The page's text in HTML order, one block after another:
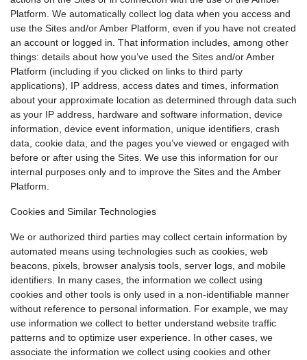
Platform. We automatically collect log data when you access and
use the Sites and/or Amber Platform, even if you have not created
an account or logged in. That information includes, among other
things: details about how you’ve used the Sites and/or Amber
Platform (including if you clicked on links to third party
applications), IP address, access dates and times, information
about your approximate location as determined through data such
as your IP address, hardware and software information, device
information, device event information, unique identifiers, crash
data, cookie data, and the pages you’ve viewed or engaged with
before or after using the Sites. We use this information for our
internal purposes only and to improve the Sites and the Amber
Platform.
Cookies and Similar Technologies
We or authorized third parties may collect certain information by
automated means using technologies such as cookies, web
beacons, pixels, browser analysis tools, server logs, and mobile
identifiers. In many cases, the information we collect using
cookies and other tools is only used in a non-identifiable manner
without reference to personal information. For example, we may
use information we collect to better understand website traffic
patterns and to optimize user experience. In other cases, we
associate the information we collect using cookies and other